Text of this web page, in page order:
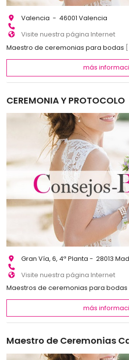
Valencia - 46001 Valencia
Visite nuestra página Internet
Maestro de ceremonias para bodas
más
CEREMONIA Y PROTOCOLO
Gran Vía, 6, 4ª Planta - 28013
Visite nuestra página Internet
Maestros de ceremonias para bodas
más
Maestro de Ceremonias